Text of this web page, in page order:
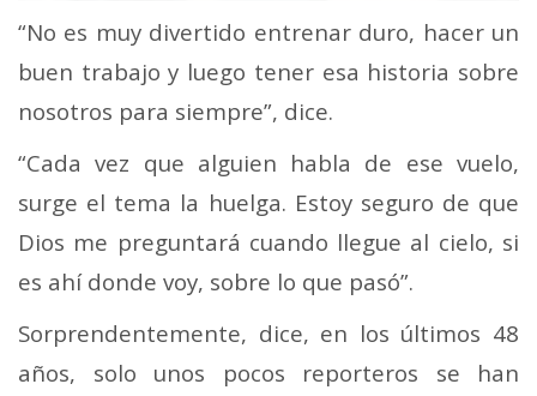
“No es muy divertido entrenar duro, hacer un
buen trabajo y luego tener esa historia sobre
nosotros para siempre”, dice.
“Cada vez que alguien habla de ese vuelo,
surge el tema la huelga. Estoy seguro de que
Dios me preguntará cuando llegue al cielo, si
es ahí donde voy, sobre lo que pasó”.
Sorprendentemente, dice, en los últimos 48
años, solo unos pocos reporteros se han